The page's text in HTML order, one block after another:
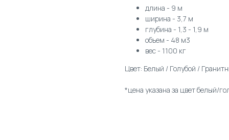
длина - 9 м
ширина - 3,7 м
глубина - 1,3 - 1,9 м
объем - 48 м3
вес - 1100 кг
Цвет: Белый / Голубой /
*цена указана за цвет белый/